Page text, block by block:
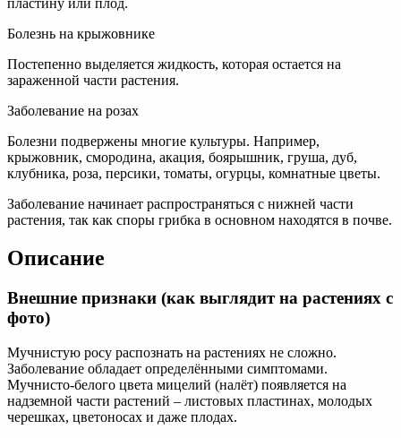
пластину или плод.
Болезнь на крыжовнике
Постепенно выделяется жидкость, которая остается на
зараженной части растения.
Заболевание на розах
Болезни подвержены многие культуры. Например,
крыжовник, смородина, акация, боярышник, груша, дуб,
клубника, роза, персики, томаты, огурцы, комнатные цветы.
Заболевание начинает распространяться с нижней части
растения, так как споры грибка в основном находятся в почве.
Описание
Внешние признаки (как выглядит на растениях с
фото)
Мучнистую росу распознать на растениях не сложно.
Заболевание обладает определёнными симптомами.
Мучнисто-белого цвета мицелий (налёт) появляется на
надземной части растений – листовых пластинах, молодых
черешках, цветоносах и даже плодах.